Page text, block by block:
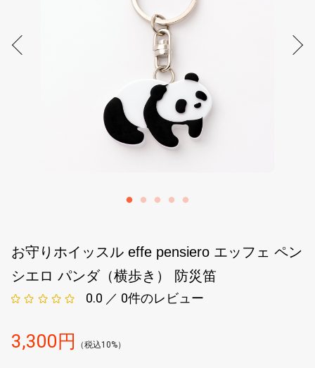
お守りホイッスル effe pensiero エッフェ ペン
シエロ パンダ（横歩き） 防災笛
0.0 ／ 0件のレビュー
3,300円 （税込10%）